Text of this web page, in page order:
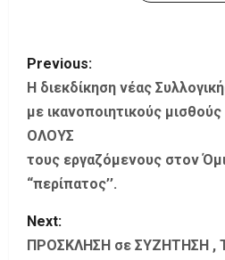
P
o
s
t
a
Previous:
Η διεκδίκηση νέας
με ικανοποιητικούς μισθούς
OΛΟΥΣ
τους εργαζόμενους στον
“περίπατος’’.
Next:
ΠΡΟΣΚΛΗΣΗ σε ΣΥΖΗΤΗΣΗ ,